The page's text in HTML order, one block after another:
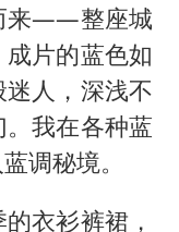
来——整座城
片的蓝色如
人，深浅不
我在各种蓝
调秘境。
衣衫裤裙，